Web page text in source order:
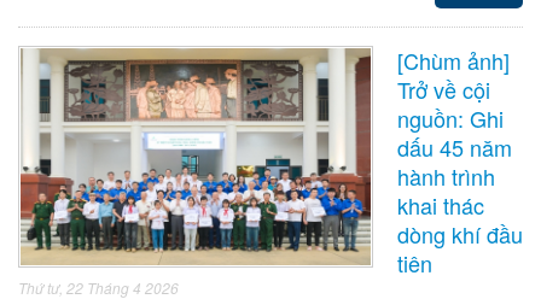
[Chùm ảnh]
Trở về cội
nguồn: Ghi
dấu 45 năm
hành trình
khai thác
dòng khí đầu
tiên
Thứ tư, 22 Tháng 4 2026